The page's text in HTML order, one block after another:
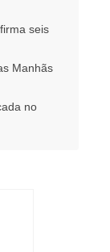
seis
Manhãs
no